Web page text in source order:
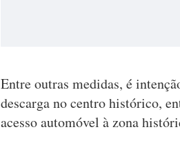
Entre outras medidas, é
descarga no centro histórico,
acesso automóvel à zona